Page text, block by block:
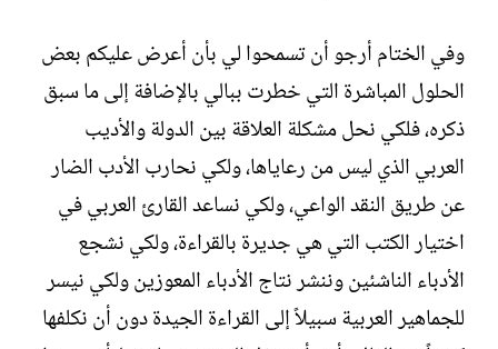
وفي الختام أرجو أن تسمحوا لي بأن أعرض عليكم بعض
الحلول المباشرة التي خطرت ببالي بالإضافة إلى ما سبق
ذكره، فلكي نحل مشكلة العلاقة بين الدولة والأديب
العربي الذي ليس من رعاياها، ولكي نحارب الأدب الضار
عن طريق النقد الواعي، ولكي نساعد القارئ العربي في
اختيار الكتب التي هي جديرة بالقراءة، ولكي نشجع
الأدباء الناشئين وننشر نتاج الأدباء المعوزين ولكي نيسر
للجماهير العربية سبيلاً إلى القراءة الجيدة دون أن نكلفها